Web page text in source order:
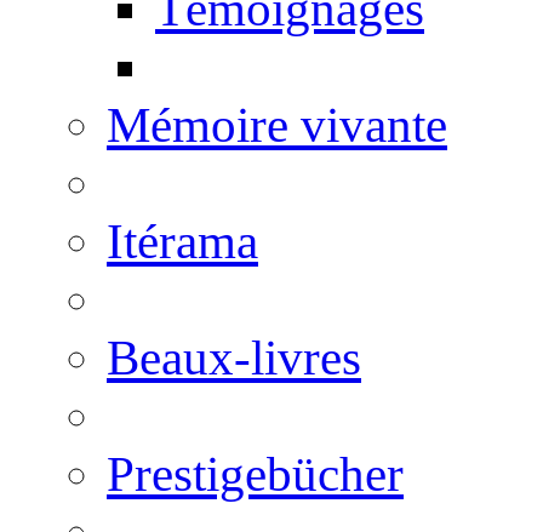
Mémoire vivante
Itérama
Beaux-livres
Prestigebücher